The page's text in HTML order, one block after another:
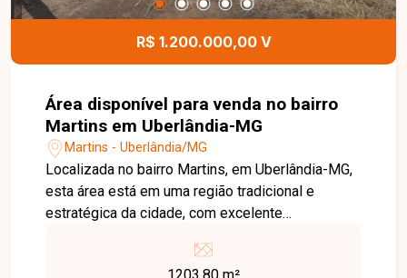
R$ 1.200.000,00 V
Área disponível para venda no bairro
Martins em Uberlândia-MG
Martins - Uberlândia/MG
Localizada no bairro Martins, em Uberlândia-MG,
esta área está em uma região tradicional e
estratégica da cidade, com excelente
e proximidade com hospitais, supermercados,